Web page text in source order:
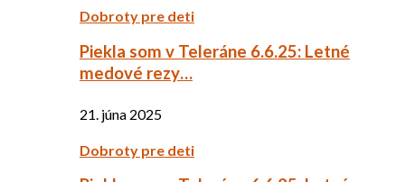
Dobroty pre deti
Piekla som v Teleráne 6.6.25: Letné
medové rezy…
21. júna 2025
Dobroty pre deti